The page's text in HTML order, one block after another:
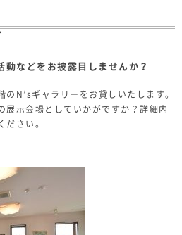
などをお披露目しませんか？
N’sギャラリーをお貸しいたします。
展示会場としていかがですか？詳細内
さい。